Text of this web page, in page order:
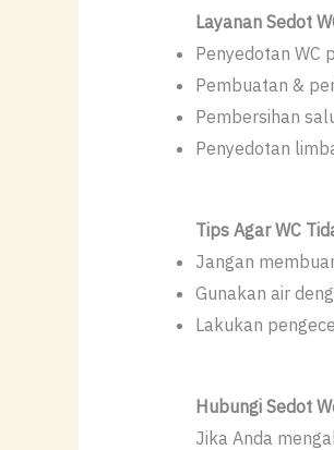
Layanan Sedot
Penyedotan WC
Pembuatan &
Pembersihan
Penyedotan
Tips Agar WC
Jangan
Gunakan air
Lakukan
Hubungi Sedot
Jika Anda